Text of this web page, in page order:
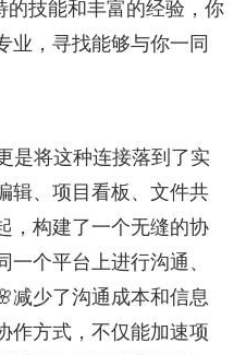
的技能和丰富的经验，你
业，寻找能够与你一同
是将这种连接落到了实
辑、项目看板、文件共
构建了一个无缝的协
个平台上进行沟通、
减少了沟通成本和信息
作方式，不仅能加速项